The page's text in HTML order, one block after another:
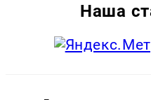
Наша